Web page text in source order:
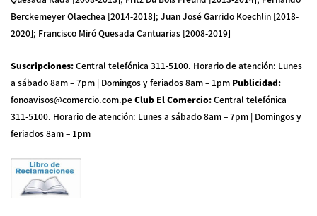
Berckemeyer Olaechea [2014-2018]; Juan José Garrido Koechlin [2018-
2020]; Francisco Miró Quesada Cantuarias [2008-2019]
Suscripciones:Central telefónica 311-5100. Horario de atención: Lunes
a sábado 8am – 7pm | Domingos y feriados 8am – 1pm Publicidad:
fonoavisos@comercio.com.peClub El Comercio:Central telefónica
311-5100. Horario de atención: Lunes a sábado 8am – 7pm | Domingos y
feriados 8am – 1pm